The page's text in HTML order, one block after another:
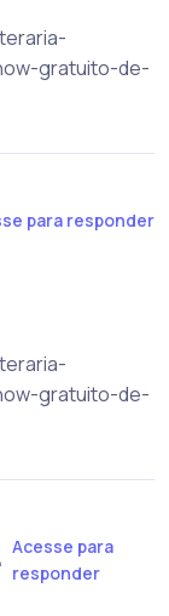
gratuito-de-
para responder
gratuito-de-
Acesse para
responder